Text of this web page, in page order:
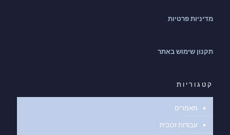
מדיניות פרטיות
תקנון שימוש באתר
קטגוריות
מאמרים
עבודות זכוכית